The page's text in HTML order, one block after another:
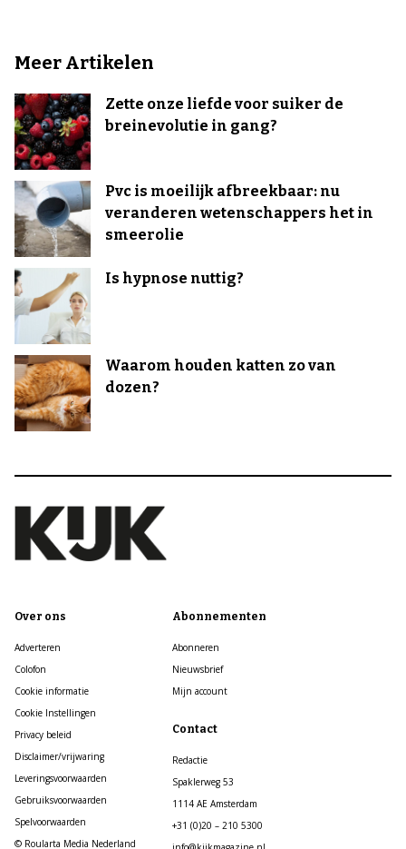
Meer Artikelen
Zette onze liefde voor suiker de
breinevolutie in gang?
Pvc is moeilijk afbreekbaar: nu
veranderen wetenschappers het in
smeerolie
Is hypnose nuttig?
Waarom houden katten zo van
dozen?
Over ons
Adverteren
Colofon
Cookie informatie
Cookie Instellingen
Privacy beleid
Disclaimer/vrijwaring
Leveringsvoorwaarden
Gebruiksvoorwaarden
Spelvoorwaarden
© Roularta Media Nederland
Abonnementen
Abonneren
Nieuwsbrief
Mijn account
Contact
Redactie
Spaklerweg 53
1114 AE Amsterdam
+31 (0)20 – 210 5300